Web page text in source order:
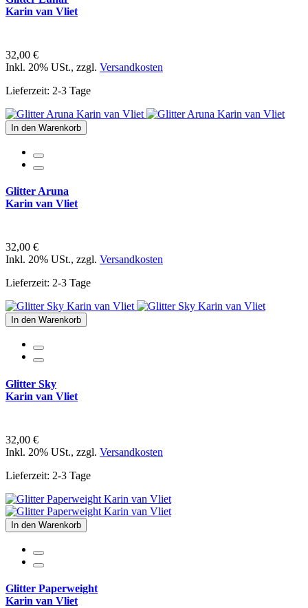
Karin van Vliet
32,00 €
Inkl. 20% USt., zzgl. Versandkosten
Lieferzeit: 2-3 Tage
In den Warenkorb
Glitter Aruna
Karin van Vliet
32,00 €
Inkl. 20% USt., zzgl. Versandkosten
Lieferzeit: 2-3 Tage
In den Warenkorb
Glitter Sky
Karin van Vliet
32,00 €
Inkl. 20% USt., zzgl. Versandkosten
Lieferzeit: 2-3 Tage
In den Warenkorb
Glitter Paperweight
Karin van Vliet